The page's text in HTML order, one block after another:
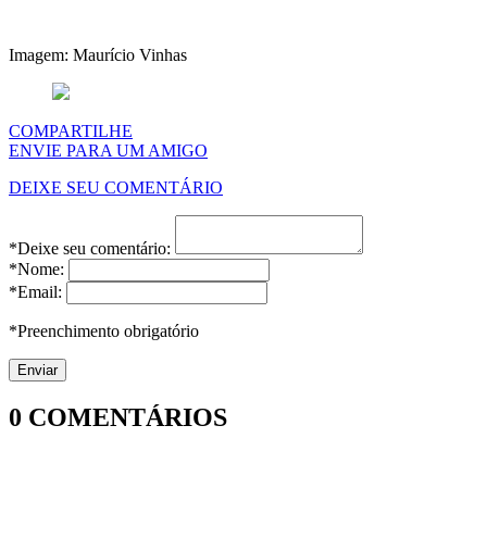
Imagem: Maurício Vinhas
COMPARTILHE
ENVIE PARA UM AMIGO
DEIXE SEU COMENTÁRIO
*Deixe seu comentário:
*Nome:
*Email:
*Preenchimento obrigatório
0 COMENTÁRIOS